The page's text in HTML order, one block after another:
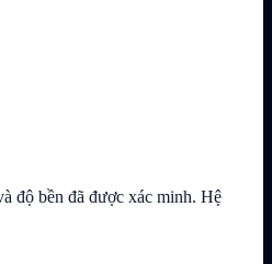
độ bền đã được xác minh. Hệ